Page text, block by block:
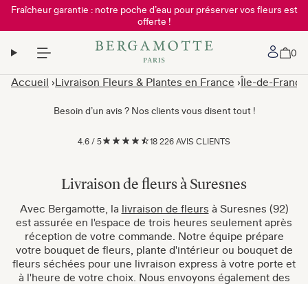
Fraîcheur garantie : notre poche d’eau pour préserver vos fleurs est
offerte !
Mon
0
Accueil Livraison Fleurs & Plantes en France Île-de-France
Besoin d’un avis ? Nos clients vous disent tout !
4.6 / 5 18 226 AVIS CLIENTS
Livraison de fleurs à Suresnes
Avec Bergamotte, la livraison de fleurs à Suresnes (92)
est assurée en l'espace de trois heures seulement après
réception de votre commande. Notre équipe prépare
votre bouquet de fleurs, plante d'intérieur ou bouquet de
fleurs séchées pour une livraison express à votre porte et
à l'heure de votre choix. Nous envoyons également des